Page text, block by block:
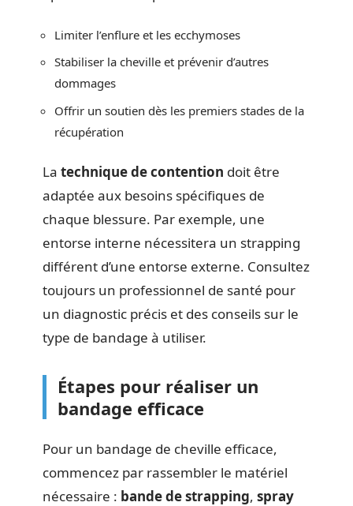
Limiter l’enflure et les ecchymoses
Stabiliser la cheville et prévenir d’autres
dommages
Offrir un soutien dès les premiers stades de la
récupération
La technique de contention doit être
adaptée aux besoins spécifiques de
chaque blessure. Par exemple, une
entorse interne nécessitera un strapping
différent d’une entorse externe. Consultez
toujours un professionnel de santé pour
un diagnostic précis et des conseils sur le
type de bandage à utiliser.
Étapes pour réaliser un
bandage efficace
Pour un bandage de cheville efficace,
commencez par rassembler le matériel
nécessaire : bande de strapping, spray